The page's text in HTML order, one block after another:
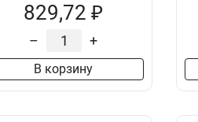
829,72 ₽
– +
В корзину